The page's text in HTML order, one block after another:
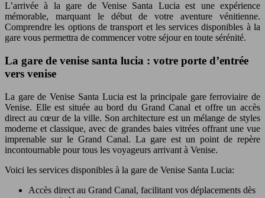
L’arrivée à la gare de Venise Santa Lucia est une expérience
mémorable, marquant le début de votre aventure vénitienne.
Comprendre les options de transport et les services disponibles à la
gare vous permettra de commencer votre séjour en toute sérénité.
La gare de venise santa lucia : votre porte d’entrée
vers venise
La gare de Venise Santa Lucia est la principale gare ferroviaire de
Venise. Elle est située au bord du Grand Canal et offre un accès
direct au cœur de la ville. Son architecture est un mélange de styles
moderne et classique, avec de grandes baies vitrées offrant une vue
imprenable sur le Grand Canal. La gare est un point de repère
incontournable pour tous les voyageurs arrivant à Venise.
Voici les services disponibles à la gare de Venise Santa Lucia:
Accès direct au Grand Canal, facilitant vos déplacements dès